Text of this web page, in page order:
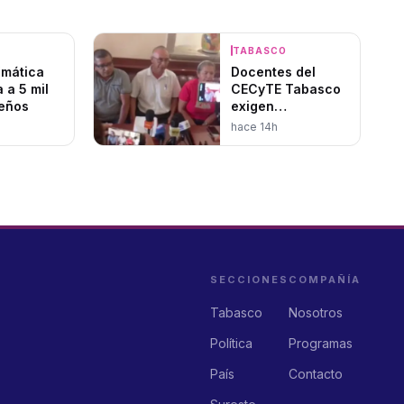
a 5 mil
TABASCO
Docentes del
CECyTE Tabasco
exigen
basificación
hace 14h
SECCIONES
Tabasco
Política
País
COMPAÑÍA
Nosotros
Programas
Contacto